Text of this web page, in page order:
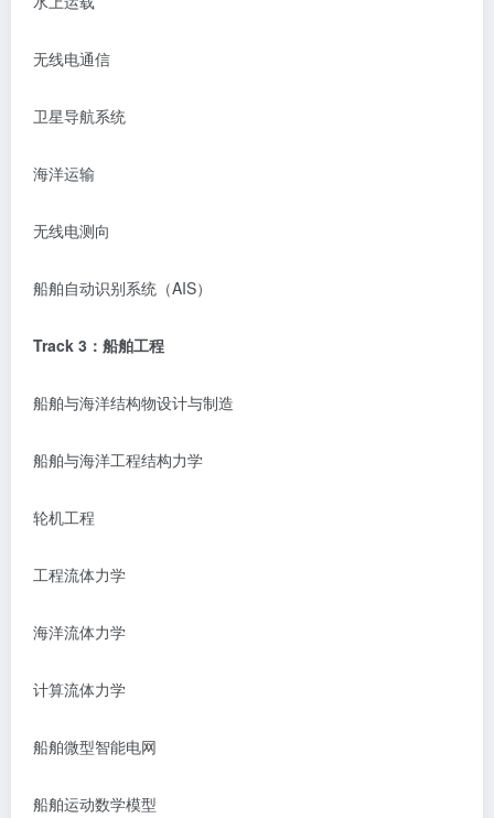
无线电通信
卫星导航系统
海洋运输
无线电测向
船舶自动识别系统（AIS）
Track 3：船舶工程
船舶与海洋结构物设计与制造
船舶与海洋工程结构力学
轮机工程
工程流体力学
海洋流体力学
计算流体力学
船舶微型智能电网
船舶运动数学模型